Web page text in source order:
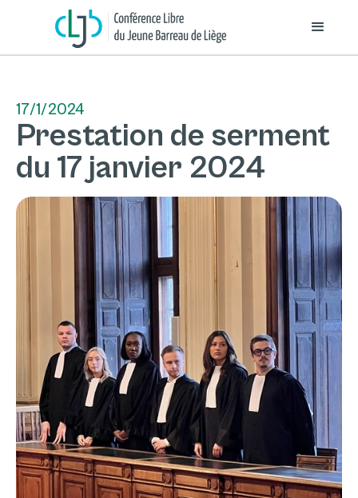
17/1/2024
Prestation de serment
du 17 janvier 2024